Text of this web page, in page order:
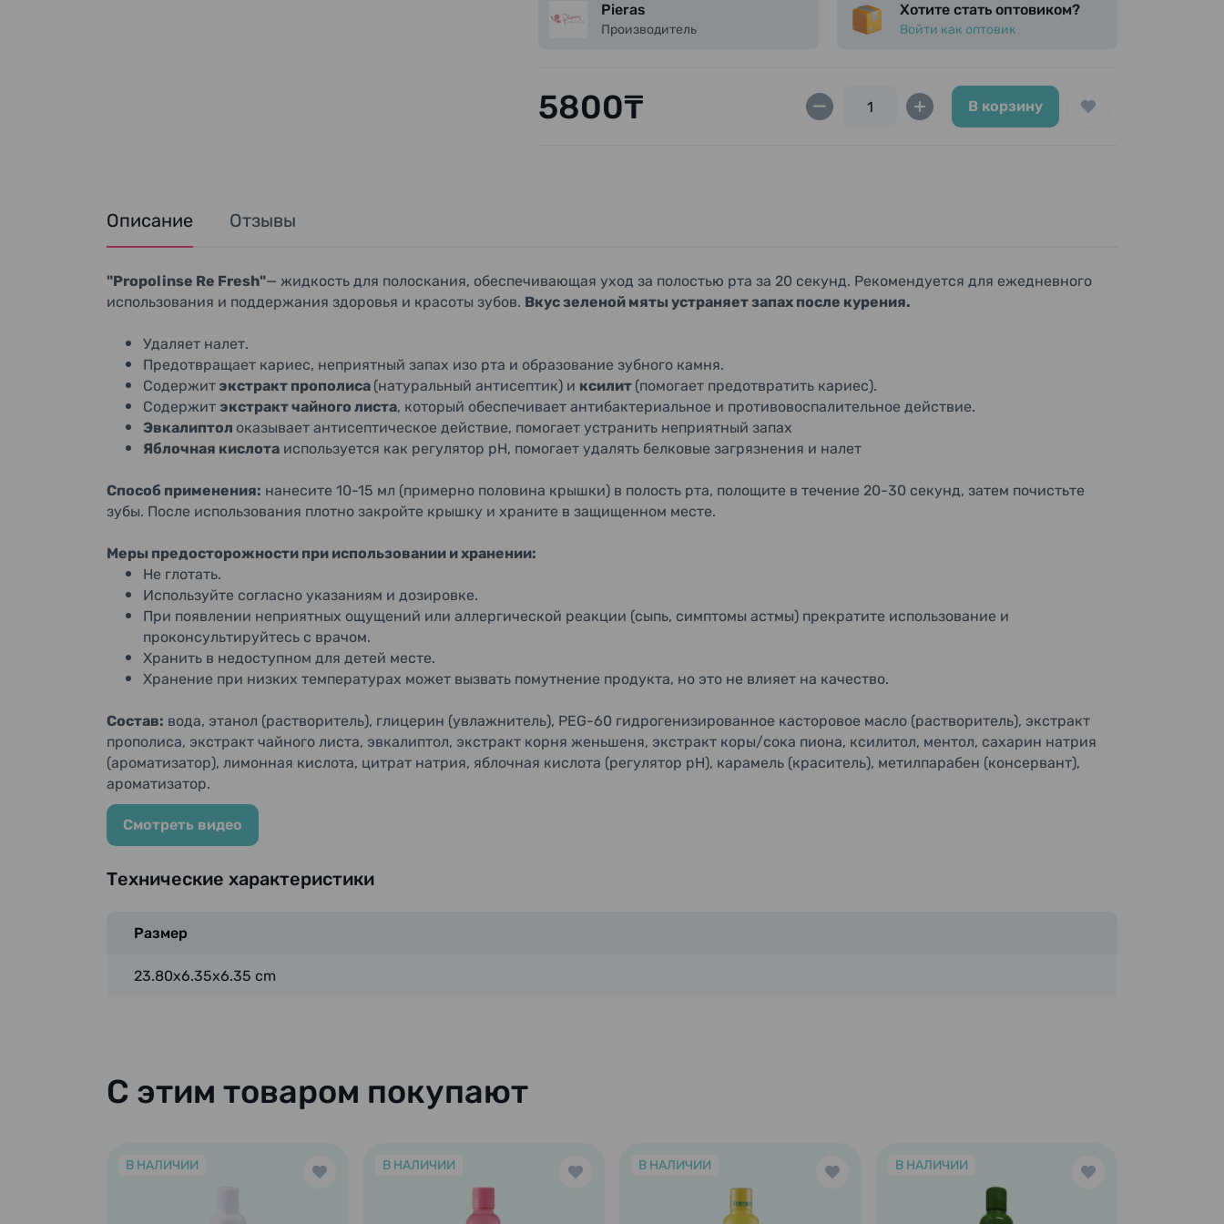
метилпарабен (консервант), ароматизатор.
Pieras
Производитель
Хотите стать оптовиком?
Войти как оптовик
5800₸ В корзину
Описание Отзывы
"Propolinse Re Fresh"— жидкость для полоскания, обеспечивающая уход за полостью рта за 20 секунд. Рекомендуется для ежедневного
использования и поддержания здоровья и красоты зубов. Вкус зеленой мяты устраняет запах после курения.
Удаляет налет.
Предотвращает кариес, неприятный запах изо рта и образование зубного камня.
Содержит экстракт прополиса (натуральный антисептик) и ксилит (помогает предотвратить кариес).
Содержит экстракт чайного листа, который обеспечивает антибактериальное и противовоспалительное действие.
Эвкалиптол оказывает антисептическое действие, помогает устранить неприятный запах
Яблочная кислота используется как регулятор pH, помогает удалять белковые загрязнения и налет
Способ применения: нанесите 10-15 мл (примерно половина крышки) в полость рта, полощите в течение 20-30 секунд, затем почистьте
зубы. После использования плотно закройте крышку и храните в защищенном месте.
Меры предосторожности при использовании и хранении:
Не глотать.
Используйте согласно указаниям и дозировке.
При появлении неприятных ощущений или аллергической реакции (сыпь, симптомы астмы) прекратите использование и
проконсультируйтесь с врачом.
Хранить в недоступном для детей месте.
Хранение при низких температурах может вызвать помутнение продукта, но это не влияет на качество.
Состав: вода, этанол (растворитель), глицерин (увлажнитель), PEG-60 гидрогенизированное касторовое масло (растворитель), экстракт
прополиса, экстракт чайного листа, эвкалиптол, экстракт корня женьшеня, экстракт коры/сока пиона, ксилитол, ментол, сахарин натрия
(ароматизатор), лимонная кислота, цитрат натрия, яблочная кислота (регулятор pH), карамель (краситель), метилпарабен (консервант),
ароматизатор.
Смотреть видео
Технические характеристики
Размер
23.80x6.35x6.35 cm
С этим товаром покупают
В НАЛИЧИИ В НАЛИЧИИ В НАЛИЧИИ В НАЛИЧИИ